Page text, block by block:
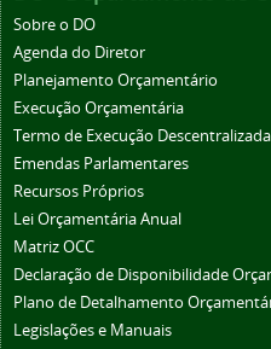
Sobre o DO
Agenda do Diretor
Planejamento Orçamentário
Execução Orçamentária
Termo de Execução
Emendas Parlamentares
Recursos Próprios
Lei Orçamentária Anual
Matriz OCC
Declaração de Disponibilidade
Plano de Detalhamento
Legislações e Manuais